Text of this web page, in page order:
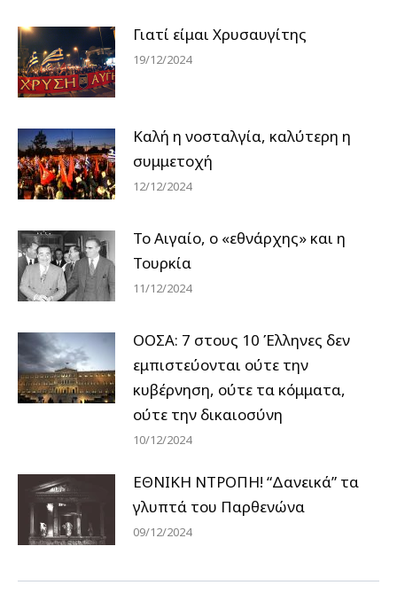
Γιατί είμαι Χρυσαυγίτης
19/12/2024
Καλή η νοσταλγία, καλύτερη η
συμμετοχή
12/12/2024
Το Αιγαίο, ο «εθνάρχης» και η
Τουρκία
11/12/2024
ΟΟΣΑ: 7 στους 10 Έλληνες δεν
εμπιστεύονται ούτε την
κυβέρνηση, ούτε τα κόμματα,
ούτε την δικαιοσύνη
10/12/2024
ΕΘΝΙΚΗ ΝΤΡΟΠΗ! “Δανεικά” τα
γλυπτά του Παρθενώνα
09/12/2024